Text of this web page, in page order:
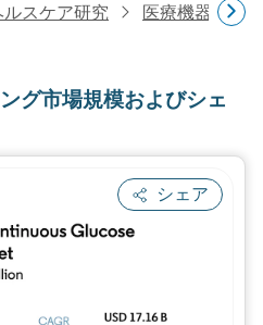
ルスケア研究 医療機器研究
グ市場規模およびシェ
シェア